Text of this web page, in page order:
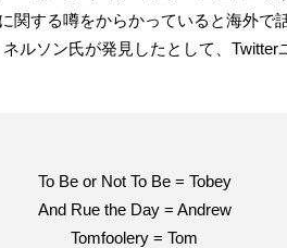
関する噂をからかっていると海外で
ルソン氏が発見したとして、Twitter
To Be or Not To Be = Tobey
And Rue the Day = Andrew
Tomfoolery = Tom